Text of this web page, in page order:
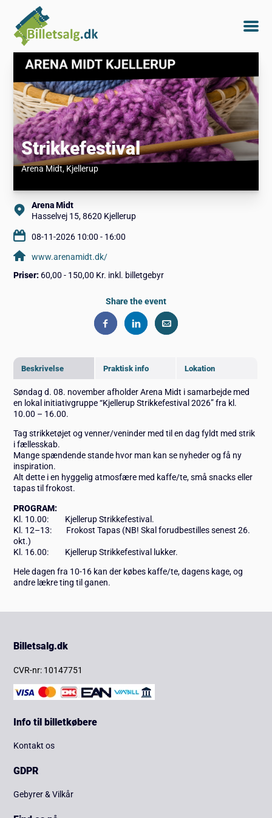
Strikkefestival
Arena Midt, Kjellerup
Beskrivelse Praktisk info Lokation
Søndag d. 08. november afholder Arena Midt i samarbejde med
en lokal initiativgruppe “Kjellerup Strikkefestival 2026” fra kl.
10.00 – 16.00.
Tag strikketøjet og venner/veninder med til en dag fyldt med strik
i fællesskab.
Mange spændende stande hvor man kan se nyheder og få ny
inspiration.
Alt dette i en hyggelig atmosfære med kaffe/te, små snacks eller
tapas til frokost.
PROGRAM:
Kl. 10.00: Kjellerup Strikkefestival.
Kl. 12–13: Frokost Tapas (NB! Skal forudbestilles senest 26.
okt.)
Kl. 16.00: Kjellerup Strikkefestival lukker.
Hele dagen fra 10-16 kan der købes kaffe/te, dagens kage, og
andre lækre ting til ganen.
Arena Midt
Hasselvej 15, 8620 Kjellerup
08-11-2026 10:00 - 16:00
www.arenamidt.dk/
Priser: 60,00 - 150,00 Kr. inkl. billetgebyr
Share the event
Billetsalg.dk
CVR-nr: 10147751
Info til billetkøbere
Kontakt os
GDPR
Gebyrer & Vilkår